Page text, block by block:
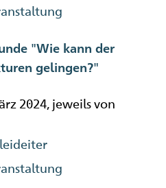
"Wie kann der
gelingen?"
2024, jeweils von